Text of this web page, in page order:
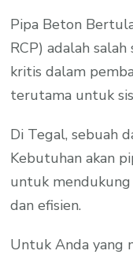
Pipa Beton
RCP) adalah
kritis dalam
terutama untuk
Di Tegal, sebuah
Kebutuhan akan
untuk
dan efisien.
Untuk Anda yang